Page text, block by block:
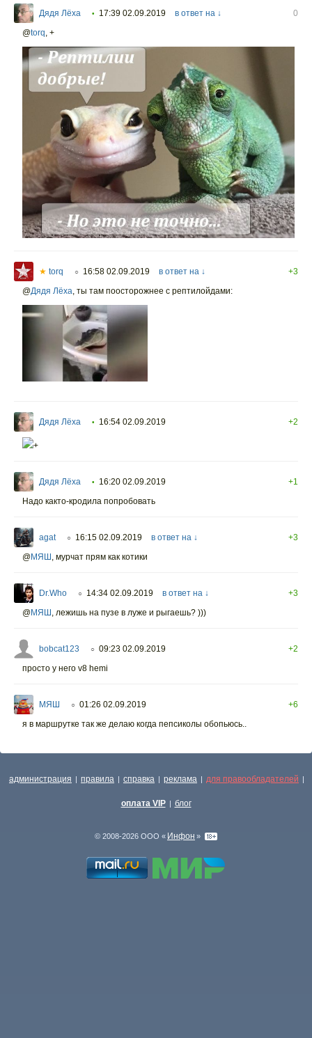
Дядя Лёха • 17:39 02.09.2019 в ответ на ↓
0
@torq, +
★ torq ○ 16:58 02.09.2019 в ответ на ↓
+3
@Дядя Лёха, ты там поосторожнее с рептилойдами:
Дядя Лёха • 16:54 02.09.2019 +2
+
Дядя Лёха • 16:20 02.09.2019
+1
Надо както-кродила попробовать
agat ○ 16:15 02.09.2019 в ответ на ↓
+3
@МЯШ , мурчат прям как котики
Dr.Who ○ 14:34 02.09.2019 в ответ на ↓
+3
@МЯШ , лежишь на пузе в луже и рыгаешь? )))
bobcat123 ○ 09:23 02.09.2019
+2
просто у него v8 hemi
МЯШ ○ 01:26 02.09.2019
+6
я в маршрутке так же делаю когда пепсиколы обопьюсь..
администрация | правила | справка | реклама | для правообладателей |
оплата VIP | блог
© 2008-2026 ООО « Инфон »